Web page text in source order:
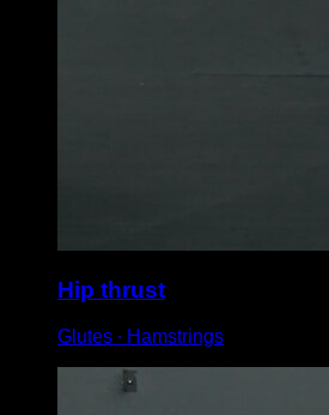
Hip thrust
Glutes ∙ Hamstrings